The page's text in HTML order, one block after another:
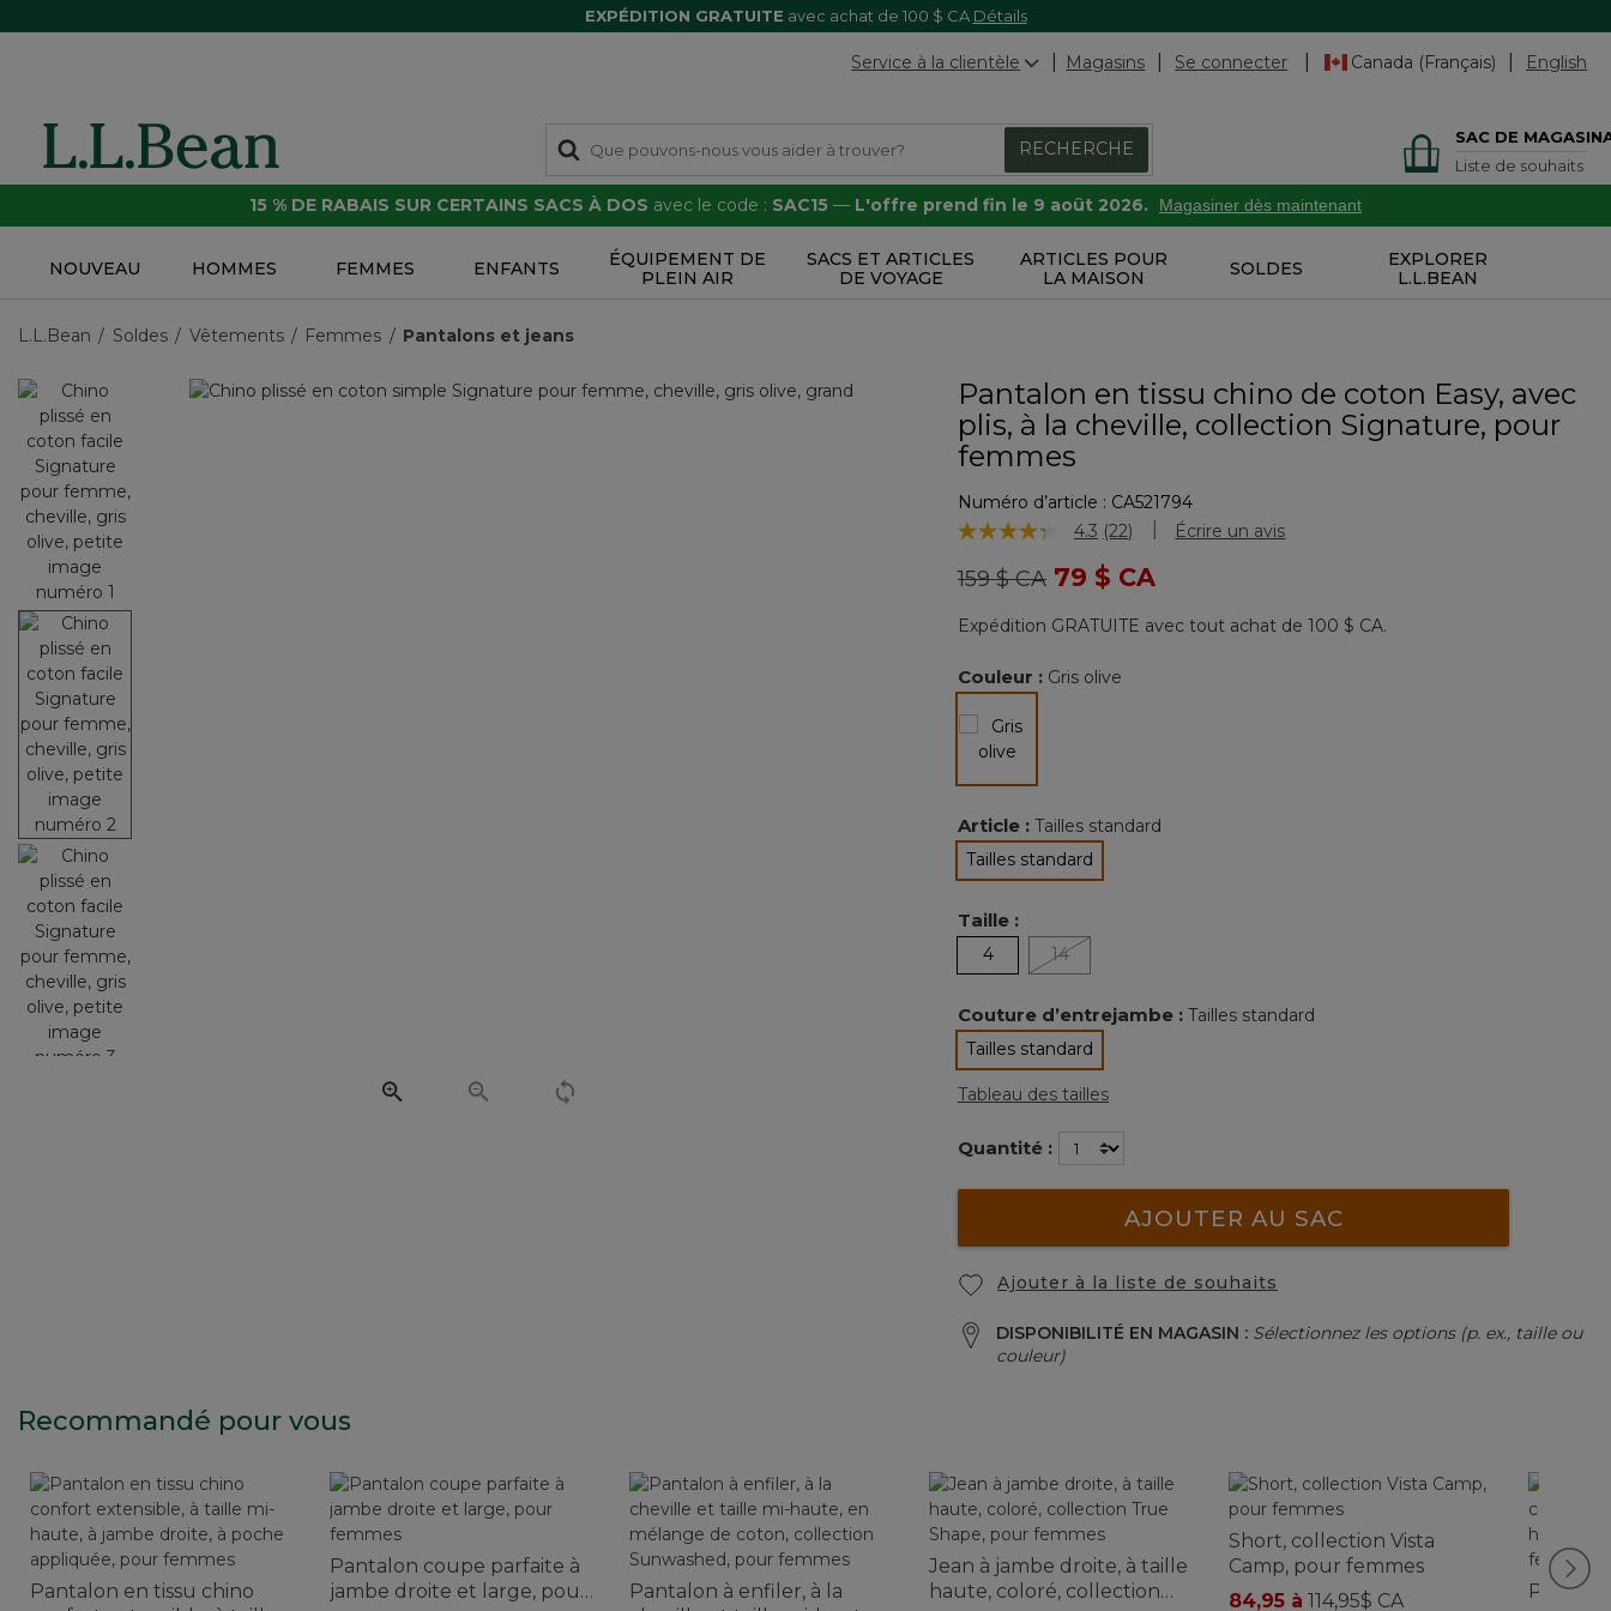
EXPÉDITION GRATUITE avec achat de 100 $ CA Détails
Service à la clientèle Magasins Se connecter Canada (Français) English
RECHERCHE
SAC DE
Liste de souhaits
15 % DE RABAIS SUR CERTAINS SACS À DOS avec le code : SAC15 — L'offre prend fin le 9 août 2026. Magasiner dès maintenant
NOUVEAU HOMMES FEMMES ENFANTS
ÉQUIPEMENT DE
PLEIN AIR
SACS ET ARTICLES
DE VOYAGE
ARTICLES POUR
LA MAISON
SOLDES
EXPLORER
L.L.BEAN
L.L.Bean Soldes Vêtements Femmes Pantalons et jeans
Pantalon en tissu chino de coton Easy, avec
plis, à la cheville, collection Signature, pour
femmes
Numéro d’article : CA521794
5 sur 5 Évaluation des clients
4.3 Lire
les
22
commentaires.
Lien
vers
même
(22) Écrire un avis
Prix réduit de
159 $ CAà79 $ CA
Expédition GRATUITE avec tout achat de 100 $ CA.
Couleur : Gris olive
Article : Tailles standard
Tailles standard
sélectionné
Taille :
4 14
Couture d’entrejambe : Tailles standard
Tailles standard
sélectionné
Tableau des tailles
Quantité :
AJOUTER AU SAC
Ajouter à la liste de souhaits
DISPONIBILITÉ EN MAGASIN : Sélectionnez les options (p. ex., taille ou
couleur)
Recommandé pour vous
Pantalon en tissu chino
Pantalon coupe parfaite à
jambe droite et large, pour
Pantalon à enfiler, à la
Jean à jambe droite, à taille
haute, coloré, collection
Short, collection Vista
Camp, pour femmes
84,95 à 114,95$ CA